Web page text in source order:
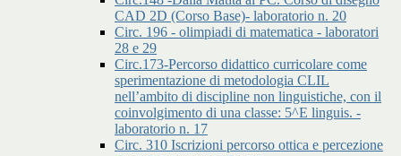
CAD 2D (Corso Base)- laboratorio n. 20
Circ. 196 - olimpiadi di matematica - laboratori
28 e 29
Circ.173-Percorso didattico curricolare come
sperimentazione di metodologia CLIL
nell’ambito di discipline non linguistiche, con il
coinvolgimento di una classe: 5^E linguis. -
laboratorio n. 17
Circ. 310 Iscrizioni percorso ottica e percezione